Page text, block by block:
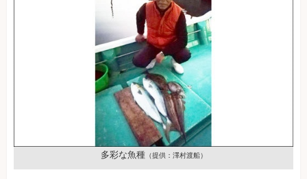
多彩な魚種（提供：澤村渡船）